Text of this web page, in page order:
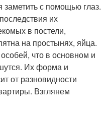
заметить с помощью глаз.
их
в постели,
на простынях, яйца.
что в основном и
Их форма и
от разновидности
Взглянем